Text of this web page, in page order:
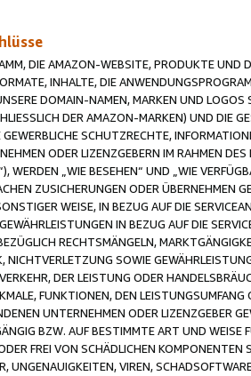
DIE AMAZON-WEBSITE, PRODUKTE UND
INHALTE, DIE
DOMAIN-NAMEN, MARKEN UND
DER AMAZON-MARKEN) UND DIE
SCHUTZRECHTE,
ODER LIZENZGEBERN IM RAHMEN
WERDEN „WIE BESEHEN“ UND „WIE
ZUSICHERUNGEN ODER ÜBERNEHMEN
WEISE, IN BEZUG AUF DIE
IN BEZUG AUF DIE
RECHTSMÄNGELN,
NICHTVERLETZUNG SOWIE
DER LEISTUNG ODER
FUNKTIONEN, DEN
UNTERNEHMEN ODER LIZENZGEBER
BZW. AUF BESTIMMTE ART UND
FREI VON SCHÄDLICHEN
UNGENAUIGKEITEN, VIREN,